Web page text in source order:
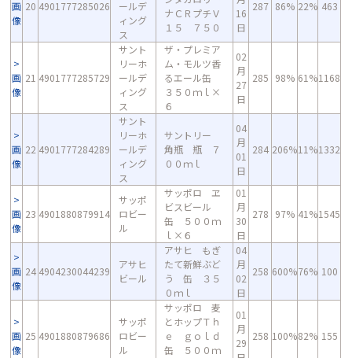
画
像
20 4901777285026
ールデ
ィング
ス
ナＣＲプチＶ
１５ ７５０
16
日
287 86% 22% 463
画
像
21 4901777285729
サント
リーホ
ールデ
ィング
ス
ザ・プレミア
ム・モルツ香
るエール缶
３５０ｍｌ×
６
02
月
27
日
285 98% 61%1168
画
像
22 4901777284289
サント
リーホ
ールデ
ィング
ス
サントリー
角瓶 瓶 ７
００ｍｌ
04
月
01
日
284 206%11%1332
画
像
23 4901880879914
サッポ
ロビー
ル
サッポロ ヱ
ビスビール
缶 ５００ｍ
ｌ×６
01
月
30
日
278 97% 41%1545
画
像
24 4904230044239
アサヒ
ビール
アサヒ もぎ
たて新鮮ぶど
う 缶 ３５
０ｍｌ
04
月
02
日
258 600%76% 100
画
像
25 4901880879686
サッポ
ロビー
ル
サッポロ 麦
とホップＴｈ
ｅ ｇｏｌｄ
缶 ５００ｍ
01
月
29
258 100%82% 155